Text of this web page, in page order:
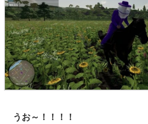
うお～！！！！